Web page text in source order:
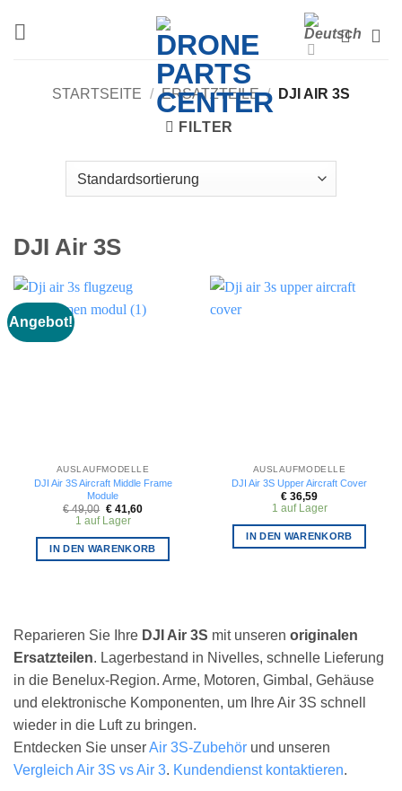
STARTSEITE / ERSATZTEILE / DJI AIR 3S
FILTER
DJI Air 3S
Angebot!
AUSLAUFMODELLE
DJI Air 3S Aircraft Middle Frame
Module
€49,00 Ursprünglicher
Preis
war:
€ 49,00
€41,60Aktueller
€ 41,60.
1 auf Lager
IN DEN WARENKORB
AUSLAUFMODELLE
DJI Air 3S Upper Aircraft Cover
€ 36,59
1 auf Lager
IN DEN WARENKORB
Reparieren Sie Ihre DJI Air 3S mit unseren originalen
Ersatzteilen. Lagerbestand in Nivelles, schnelle Lieferung
in die Benelux-Region. Arme, Motoren, Gimbal, Gehäuse
und elektronische Komponenten, um Ihre Air 3S schnell
wieder in die Luft zu bringen.
Entdecken Sie unserAir 3S-Zubehör und unseren
Vergleich Air 3S vs Air 3. Kundendienst kontaktieren.